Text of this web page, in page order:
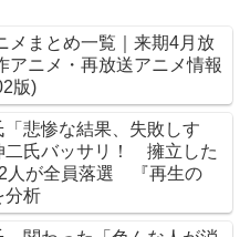
メまとめ一覧｜来期4月放
アニメ・再放送アニメ情報
版)
「悲惨な結果、失敗しす
二氏バッサリ！ 擁立した
人が全員落選 『再生の
分析